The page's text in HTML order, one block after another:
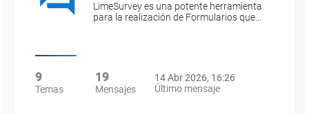
LimeSurvey es una potente herramienta
para la realización de Formularios que…
9
Temas
19
Mensajes
14 Abr 2026, 16:26
Último mensaje